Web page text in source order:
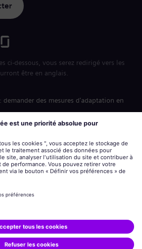
ci-dessous, vous serez redirigé vers les
être en anglais.
demander des mesures d'adaptation en
(Formulaire sur les conditions
Internet international
Avis de confidentialité
déposée de Siemens AG.